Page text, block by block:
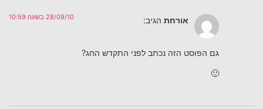
אורחת הגיב: 28/09/10 בשעה 10:59
גם הפוסט הזה נכתב לפני התקדש החג?
🙂